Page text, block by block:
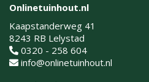
Onlinetuinhout.nl
Kaapstanderweg 41
8243 RB Lelystad
0320 - 258 604
info@onlinetuinhout.nl